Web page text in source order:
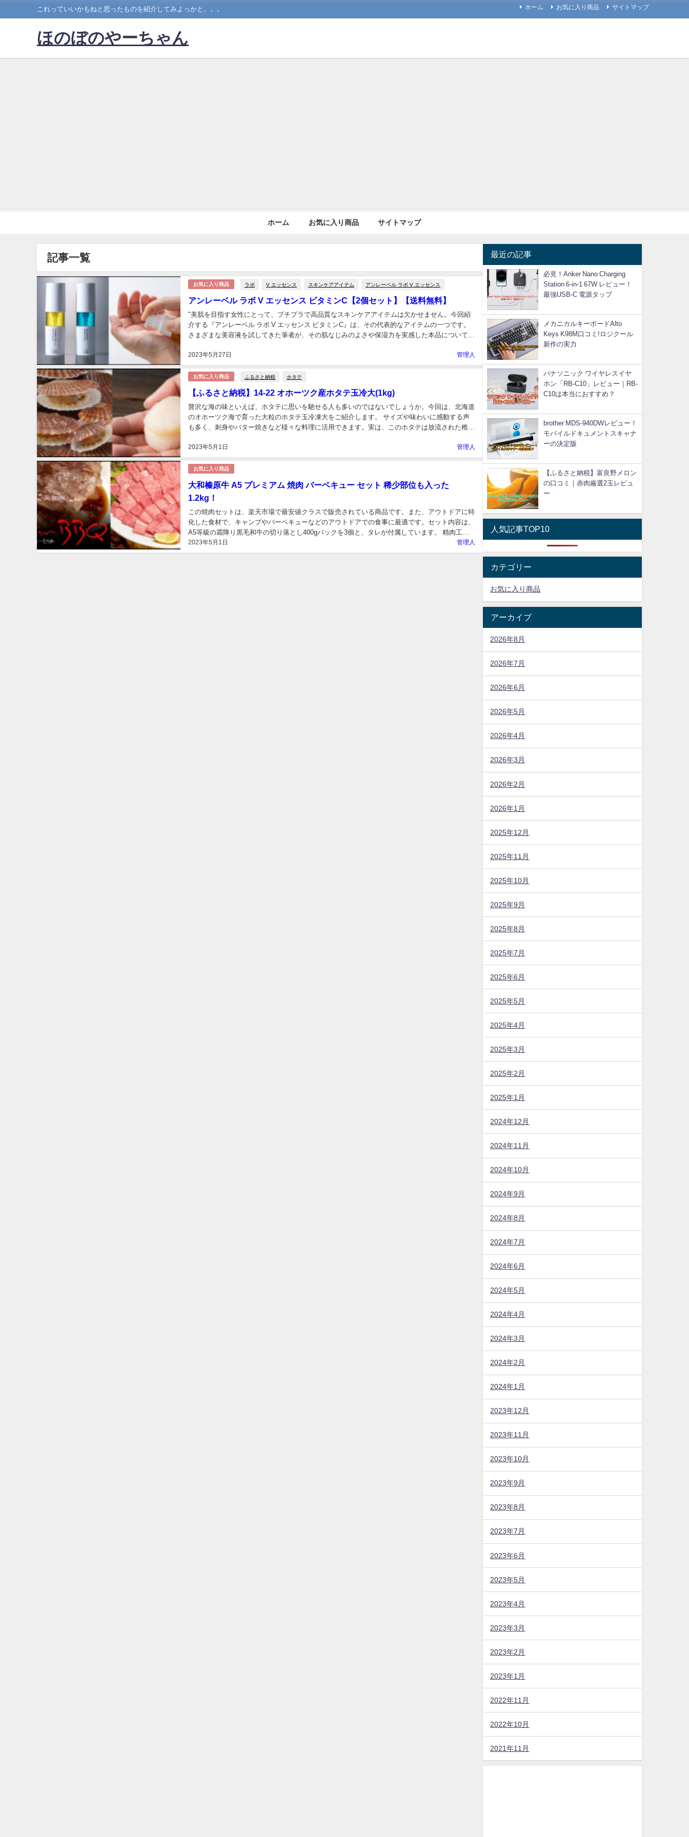
これっていいかもねと思ったものを紹介してみよっかと。。。 ホーム お気に入り商品 サイトマップ
ほのぼのやーちゃん
ホーム お気に入り商品 サイトマップ
記事一覧
お気に入り商品 ラボ V エッセンス スキンケアアイテム アンレーベル ラボ V エッセンス
アンレーベル ラボ V エッセンス ビタミンC【2個セット】【送料無料】
2023年5月27日
"美肌を目指す女性にとって、プチプラで高品質なスキンケアアイテムは欠かせません。今回紹
介する『アンレーベル ラボ V エッセンス ビタミンC』は、その代表的なアイテムの一つです。
さまざまな美容液を試してきた筆者が、その肌なじみのよさや保湿力を実感した本品について、
管理人
お気に入り商品 ふるさと納税 ホタテ
【ふるさと納税】14-22 オホーツク産ホタテ玉冷大(1kg)
2023年5月1日
贅沢な海の味といえば、ホタテに思いを馳せる人も多いのではないでしょうか。今回は、北海道
のオホーツク海で育った大粒のホタテ玉冷凍大をご紹介します。 サイズや味わいに感動する声
も多く、刺身やバター焼きなど様々な料理に活用できます。実は、このホタテは放流された稚貝
管理人
お気に入り商品
大和榛原牛 A5 プレミアム 焼肉 バーベキュー セット 稀少部位も入った
1.2kg！
2023年5月1日
この焼肉セットは、楽天市場で最安値クラスで販売されている商品です。また、アウトドアに特
化した食材で、キャンプやバーベキューなどのアウトドアでの食事に最適です。セット内容は、
A5等級の霜降り黒毛和牛の切り落とし400gパックを3個と、タレが付属しています。 精肉工場
併設のお肉で、美味しさに自信を持ってお届けします。また、...
管理人
最近の記事
必見！Anker Nano Charging
Station 6-in-1 67W レビュー！
最強USB-C 電源タップ
メカニカルキーボードAlto
Keys K98M口コミ!ロジクール
新作の実力
パナソニック ワイヤレスイヤ
ホン「RB-C10」レビュー｜RB-
C10は本当におすすめ？
brother MDS-940DWレビュー！
モバイルドキュメントスキャナ
ーの決定版
【ふるさと納税】富良野メロン
の口コミ｜赤肉厳選2玉レビュ
ー
人気記事TOP10
カテゴリー
お気に入り商品
アーカイブ
2026年8月
2026年7月
2026年6月
2026年5月
2026年4月
2026年3月
2026年2月
2026年1月
2025年12月
2025年11月
2025年10月
2025年9月
2025年8月
2025年7月
2025年6月
2025年5月
2025年4月
2025年3月
2025年2月
2025年1月
2024年12月
2024年11月
2024年10月
2024年9月
2024年8月
2024年7月
2024年6月
2024年5月
2024年4月
2024年3月
2024年2月
2024年1月
2023年12月
2023年11月
2023年10月
2023年9月
2023年8月
2023年7月
2023年6月
2023年5月
2023年4月
2023年3月
2023年2月
2023年1月
2022年11月
2022年10月
2021年11月